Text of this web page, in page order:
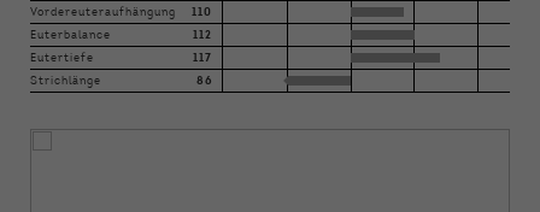
Vordereuteraufhängung 110
Euterbalance 112
Eutertiefe 117
Strichlänge 86